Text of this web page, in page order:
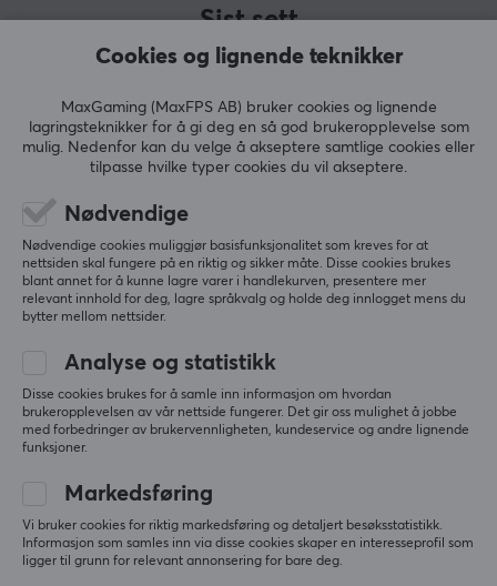
Sist sett
Nyhetsbrev for gamere
nyhetsbrev. Få eksklusive nyheter, få gode tilbud og
mye mer!
Cookies og lignende teknikker
MaxGaming (MaxFPS AB) bruker cookies og lignende
lagringsteknikker for å gi deg en så god brukeropplevelse som
mulig. Nedenfor kan du velge å akseptere samtlige cookies eller
tilpasse hvilke typer cookies du vil akseptere.
Nødvendige
Nødvendige cookies muliggjør basisfunksjonalitet som kreves for at
nettsiden skal fungere på en riktig og sikker måte. Disse cookies brukes
blant annet for å kunne lagre varer i handlekurven, presentere mer
relevant innhold for deg, lagre språkvalg og holde deg innlogget mens du
bytter mellom nettsider.
Analyse og statistikk
Disse cookies brukes for å samle inn informasjon om hvordan
brukeropplevelsen av vår nettside fungerer. Det gir oss mulighet å jobbe
med forbedringer av brukervennligheten, kundeservice og andre lignende
funksjoner.
Markedsføring
Vi bruker cookies for riktig markedsføring og detaljert besøksstatistikk.
Informasjon som samles inn via disse cookies skaper en interesseprofil som
ligger til grunn for relevant annonsering for bare deg.